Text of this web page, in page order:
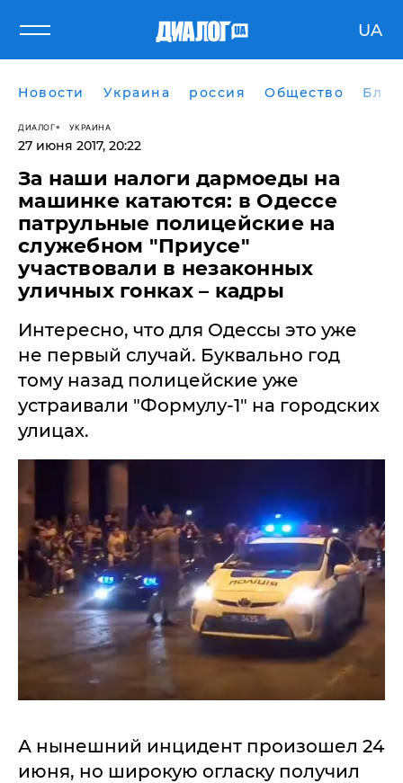
UA
Новости Украина россия Общество
ДИАЛОГ УКРАИНА
27 июня 2017, 20:22
За наши налоги дармоеды на
машинке катаются: в Одессе
патрульные полицейские на
служебном "Приусе"
участвовали в незаконных
уличных гонках – кадры
Интересно, что для Одессы это уже
не первый случай. Буквально год
тому назад полицейские уже
устраивали "Формулу-1" на городских
улицах.
А нынешний инцидент произошел 24
июня, но широкую огласку получил